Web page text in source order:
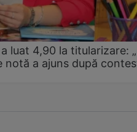
luat 4,90 la titularizare:
notă a ajuns după